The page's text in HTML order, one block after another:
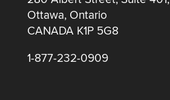
Ottawa, Ontario
CANADA K1P 5G8
1-877-232-0909